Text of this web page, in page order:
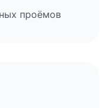
проёмов